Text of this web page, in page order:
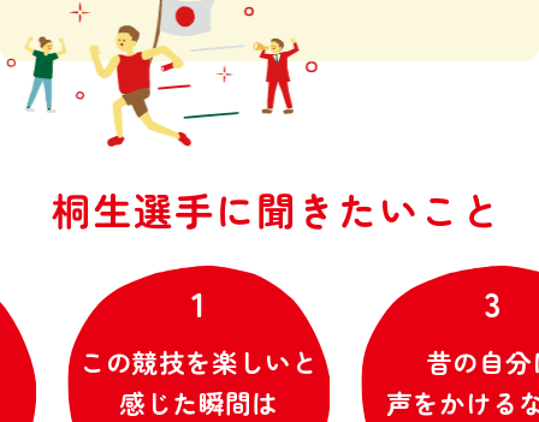
桐生選手に聞 き たい こ と
この競技を楽しいと
感じた瞬間は
昔の自分に
声をかけるなら